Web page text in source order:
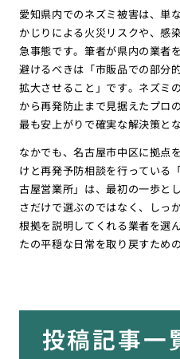
愛知県内でのネズミ被害は、単
かじりによる火災リスクや、感
急事態です。筆者が県内の業者
避けるべきは「市販品での部分
拡大させること」です。ネズミ
から再発防止まで見据えたプロ
最も安上がりで確実な解決策と
なかでも、名古屋市中区に拠点
けと再発予防相談を行っている
古屋営業所」は、最初の一歩と
さだけで選ぶのではなく、しっ
根拠を説明してくれる業者を選
たの平穏な日常を取り戻すため
投稿記事一